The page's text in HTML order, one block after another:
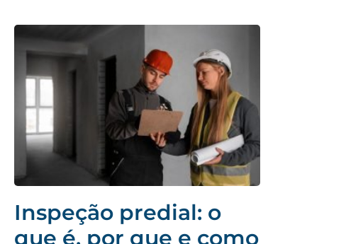
Inspeção predial: o
que é, por que e como